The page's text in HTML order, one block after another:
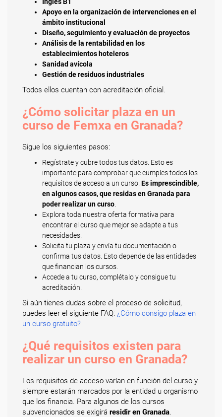
Apoyo en la organización de intervenciones en el
ámbito institucional
Diseño, seguimiento y evaluación de proyectos
Análisis de la rentabilidad en los
establecimientos hoteleros
Sanidad avícola
Gestión de residuos industriales
Todos ellos cuentan con acreditación oficial.
¿Cómo solicitar plaza en un
curso de Femxa en Granada?
Sigue los siguientes pasos:
Regístrate y cubre todos tus datos. Esto es
importante para comprobar que cumples todos los
requisitos de acceso a un curso. Es imprescindible,
en algunos casos, que residas en Granada para
poder realizar un curso
Explora toda nuestra oferta formativa para
encontrar el curso que mejor se adapte a tus
necesidades.
Solicita tu plaza y envía tu documentación o
confirma tus datos. Esto depende de las entidades
que financian los cursos.
Accede a tu curso, complétalo y consigue tu
acreditación.
Si aún tienes dudas sobre el proceso de solicitud,
puedes leer el siguiente FAQ: ¿Cómo consigo plaza en
un curso gratuito?
¿Qué requisitos existen para
realizar un curso en Granada?
Los requisitos de acceso varían en función del curso y
siempre estarán marcados por la entidad u organismo
que los financia. Para algunos de los cursos
subvencionados se exigirá residir en Granada.